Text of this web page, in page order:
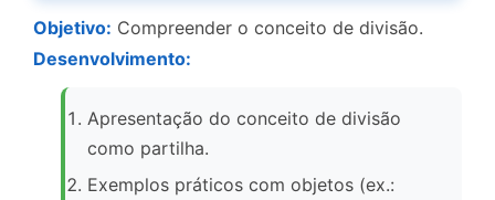
Objetivo: Compreender o conceito de divisão.
Desenvolvimento:
Apresentação do conceito de divisão
como partilha.
Exemplos práticos com objetos (ex.: